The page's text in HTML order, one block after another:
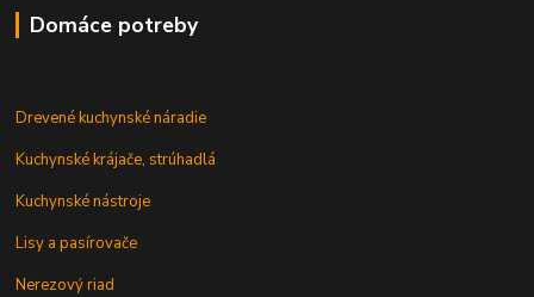
Domáce potreby
Drevené kuchynské náradie
Kuchynské krájače, strúhadlá
Kuchynské nástroje
Lisy a pasírovače
Nerezový riad